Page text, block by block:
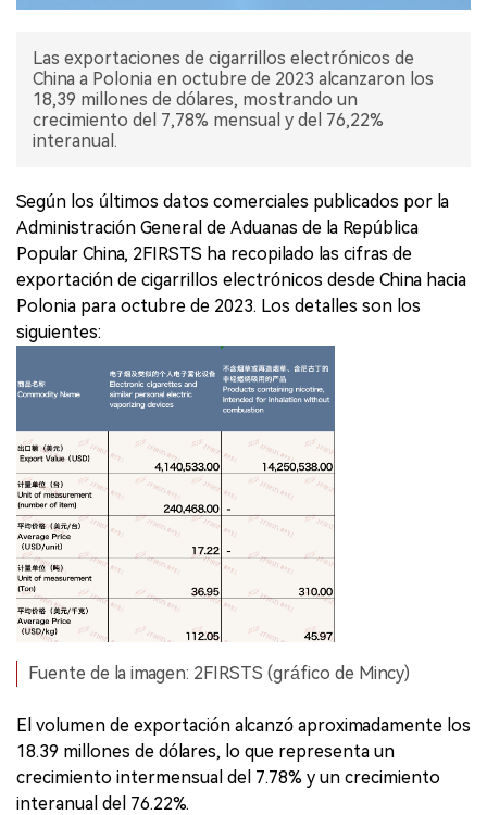
Las exportaciones de cigarrillos electrónicos de
China a Polonia en octubre de 2023 alcanzaron los
18,39 millones de dólares, mostrando un
crecimiento del 7,78% mensual y del 76,22%
interanual.
Según los últimos datos comerciales publicados por la
Administración General de Aduanas de la República
Popular China, 2FIRSTS ha recopilado las cifras de
exportación de cigarrillos electrónicos desde China hacia
Polonia para octubre de 2023. Los detalles son los
siguientes:
Fuente de la imagen: 2FIRSTS (gráfico de Mincy)
El volumen de exportación alcanzó aproximadamente los
18.39 millones de dólares, lo que representa un
crecimiento intermensual del 7.78% y un crecimiento
interanual del 76.22%.